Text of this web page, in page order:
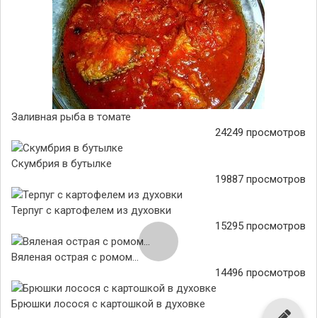
Заливная рыба в томате
24249 просмотров
Скумбрия в бутылке
19887 просмотров
Терпуг с картофелем из духовки
15295 просмотров
Вяленая острая с ромом...
14496 просмотров
Брюшки лосося с картошкой в духовке